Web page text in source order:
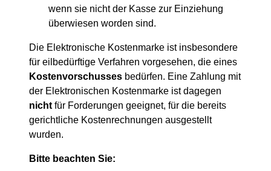
wenn sie nicht der Kasse zur Einziehung
überwiesen worden sind.
Die Elektronische Kostenmarke ist insbesondere
für eilbedürftige Verfahren vorgesehen, die eines
Kostenvorschusses bedürfen. Eine Zahlung mit
der Elektronischen Kostenmarke ist dagegen
nicht für Forderungen geeignet, für die bereits
gerichtliche Kostenrechnungen ausgestellt
wurden.
Bitte beachten Sie: